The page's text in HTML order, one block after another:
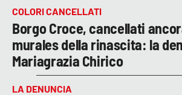
COLORI CANCELLATI
Borgo Croce, cancellati
murales della rinascita: la
Mariagrazia Chirico
LA DENUNCIA